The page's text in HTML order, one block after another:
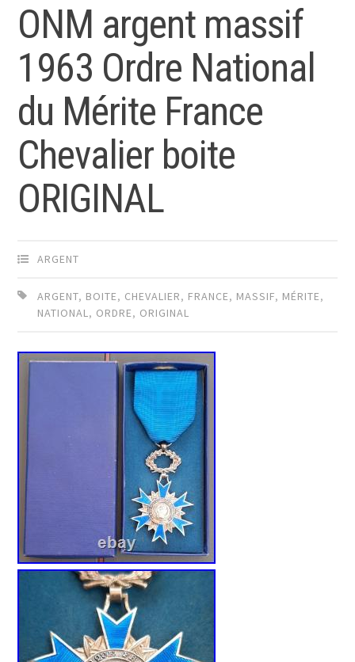
ONM argent massif
1963 Ordre National
du Mérite France
Chevalier boite
ORIGINAL
ARGENT
ARGENT, BOITE, CHEVALIER, FRANCE, MASSIF, MÉRITE,
NATIONAL, ORDRE, ORIGINAL